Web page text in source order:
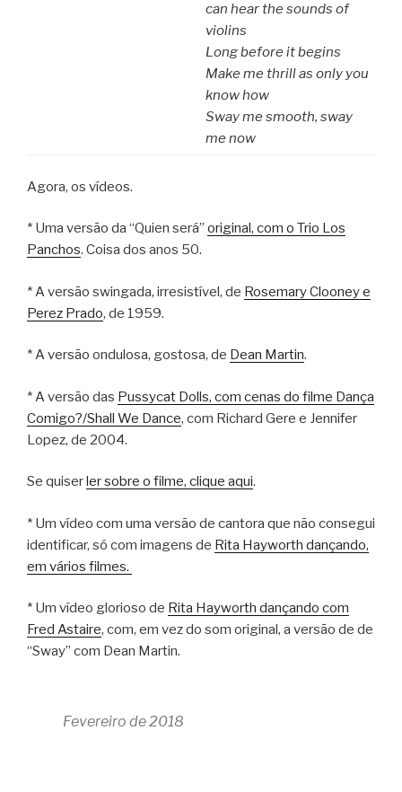
can hear the sounds of
violins
Long before it begins
Make me thrill as only you
know how
Sway me smooth, sway
me now
Agora, os vídeos.
* Uma versão da “Quien será” original, com o Trio Los
Panchos. Coisa dos anos 50.
* A versão swingada, irresistível, de Rosemary Clooney e
Perez Prado, de 1959.
* A versão ondulosa, gostosa, de Dean Martin.
* A versão das Pussycat Dolls, com cenas do filme Dança
Comigo?/Shall We Dance, com Richard Gere e Jennifer
Lopez, de 2004.
Se quiserler sobre o filme, clique aqui.
* Um vídeo com uma versão de cantora que não consegui
identificar, só com imagens de Rita Hayworth dançando,
em vários filmes.
* Um vídeo glorioso de Rita Hayworth dançando com
Fred Astaire, com, em vez do som original, a versão de de
“Sway” com Dean Martin.
Fevereiro de 2018